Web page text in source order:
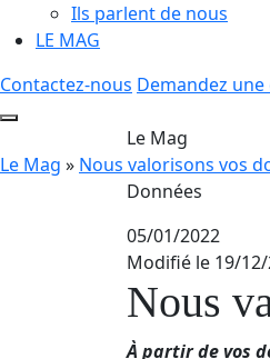
Ils parlent de nous
LE MAG
Contactez-nous Demandez une
Le Mag
Le Mag » Nous valorisons vos
Données
05/01/2022
Modifié le 19/
Nous
À partir de vos